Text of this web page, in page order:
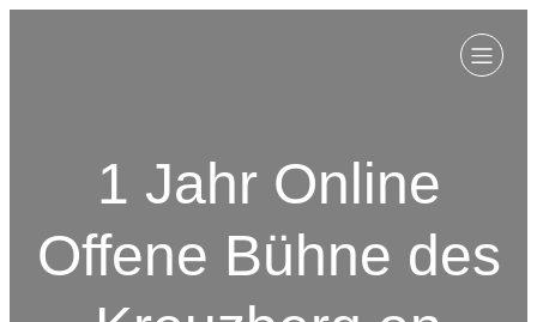
1 Jahr Online
Offene Bühne des